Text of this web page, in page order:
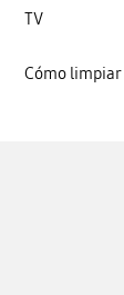
TV
Cómo